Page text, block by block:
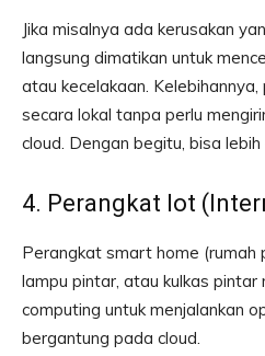
Jika misalnya ada kerusakan
langsung dimatikan untuk
atau kecelakaan.
secara lokal tanpa perlu
cloud. Dengan begitu, bisa
4. Perangkat Iot
Perangkat smart home
lampu pintar, atau kulkas pintar
computing untuk menjalankan
bergantung pada cloud.